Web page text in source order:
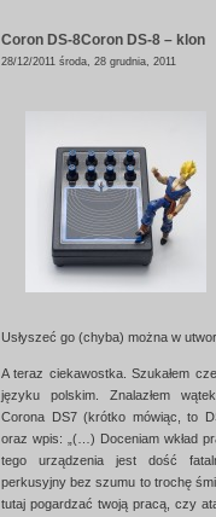
Coron DS-8Coron DS-8 – klon
28/12/2011 środa, 28 grudnia, 2011
Usłyszeć go (chyba) można w
A teraz ciekawostka. Szukałem
języku polskim. Znalazłem
Corona DS7 (krótko mówiąc, to
oraz wpis: „(…) Doceniam wkład
tego urządzenia jest dość
perkusyjny bez szumu to trochę
tutaj pogardzać twoją pracą, czy